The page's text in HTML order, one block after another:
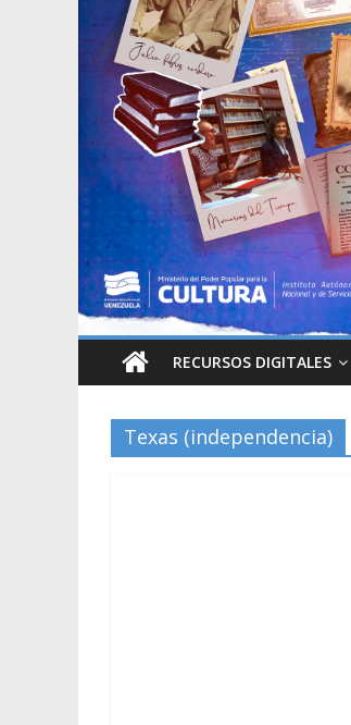
RECURSOS DIGITALES
Texas (independencia)